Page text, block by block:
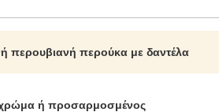
περουβιανή περούκα με δαντέλα
ή προσαρμοσμένος